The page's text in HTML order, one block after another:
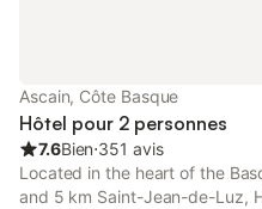
Ascain, Côte Basque
Hôtel pour 2 personnes
7.6Bien⋅351 avis
Located in the heart of the
and 5 km Saint-Jean-de-Luz,